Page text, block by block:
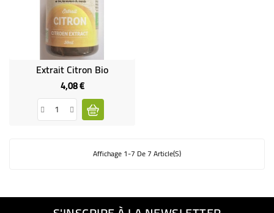
Extrait Citron Bio
4,08 €Prix
Affichage 1-7 De 7 Article(s)